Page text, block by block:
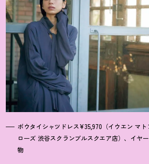
ボウタイシャツドレス¥35,970（イウエン マ
ローズ 渋谷スクランブルスクエア店）、イヤ
物